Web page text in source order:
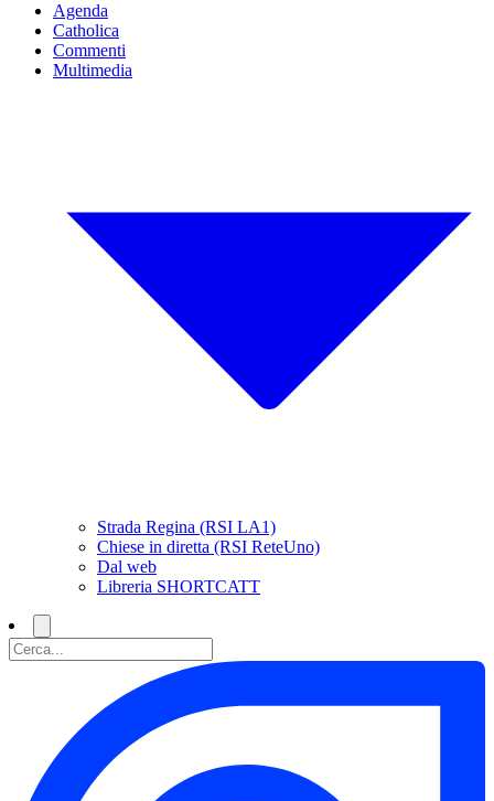
Agenda
Catholica
Commenti
Multimedia
Strada Regina (RSI LA1)
Chiese in diretta (RSI ReteUno)
Dal web
Libreria SHORTCATT